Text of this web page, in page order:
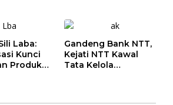
Laba:
Kunci
Produk
Gandeng Bank NTT,
Kejati NTT Kawal
Tata Kelola